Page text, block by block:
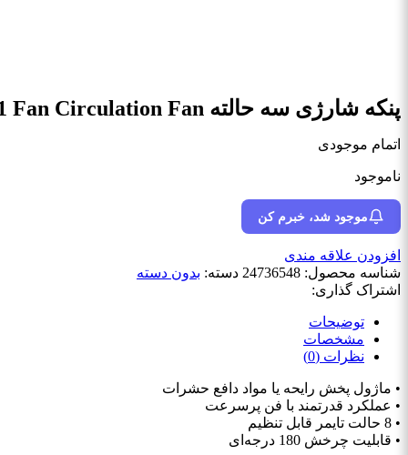
پنکه شارژی سه حالته F1 Fan Circulation Fan
اتمام موجودی
ناموجود
موجود شد، خبرم کن
افزودن علاقه مندی
شناسه محصول: 24736548 دسته: بدون دسته
اشتراک گذاری:
توضیحات
مشخصات
نظرات (0)
• ماژول پخش رایحه یا مواد دافع حشرات
• عملکرد قدرتمند با فن پرسرعت
• 8 حالت تایمر قابل تنظیم
• قابلیت چرخش 180 درجه‌ای